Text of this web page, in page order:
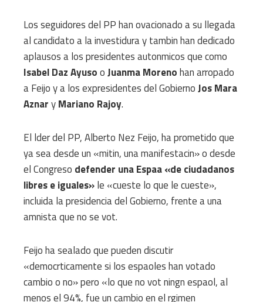
Los seguidores del PP han ovacionado a su llegada
al candidato a la investidura y tambin han dedicado
aplausos a los presidentes autonmicos que como
Isabel Daz AyusooJuanma Morenohan arropado
a Feijo y a los expresidentes del GobiernoJos Mara
AznaryMariano Rajoy.
El lder del PP, Alberto Nez Feijo, ha prometido que
ya sea desde un «mitin, una manifestacin» o desde
el Congreso defender una Espaa «de ciudadanos
libres e iguales»le «cueste lo que le cueste»,
incluida la presidencia del Gobierno, frente a una
amnista que no se vot.
Feijo ha sealado que pueden discutir
«democrticamente si los espaoles han votado
cambio o no» pero «lo que no vot ningn espaol, al
menos el 94%, fue un cambio en el rgimen